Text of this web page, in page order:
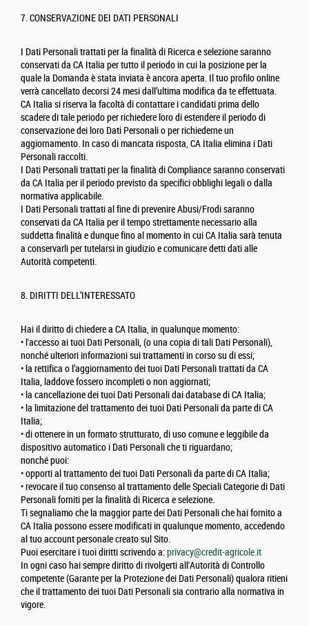
7. CONSERVAZIONE DEI DATI PERSONALI
I Dati Personali trattati per la finalità di Ricerca e selezione saranno
conservati da CA Italia per tutto il periodo in cui la posizione per la
quale la Domanda è stata inviata è ancora aperta. Il tuo profilo online
verrà cancellato decorsi 24 mesi dall’ultima modifica da te effettuata.
CA Italia si riserva la facoltà di contattare i candidati prima dello
scadere di tale periodo per richiedere loro di estendere il periodo di
conservazione dei loro Dati Personali o per richiederne un
aggiornamento. In caso di mancata risposta, CA Italia elimina i Dati
Personali raccolti.
I Dati Personali trattati per la finalità di Compliance saranno conservati
da CA Italia per il periodo previsto da specifici obblighi legali o dalla
normativa applicabile.
I Dati Personali trattati al fine di prevenire Abusi/Frodi saranno
conservati da CA Italia per il tempo strettamente necessario alla
suddetta finalità e dunque fino al momento in cui CA Italia sarà tenuta
a conservarli per tutelarsi in giudizio e comunicare detti dati alle
Autorità competenti.
8. DIRITTI DELL’INTERESSATO
Hai il diritto di chiedere a CA Italia, in qualunque momento:
• l'accesso ai tuoi Dati Personali, (o una copia di tali Dati Personali),
nonché ulteriori informazioni sui trattamenti in corso su di essi;
• la rettifica o l’aggiornamento dei tuoi Dati Personali trattati da CA
Italia, laddove fossero incompleti o non aggiornati;
• la cancellazione dei tuoi Dati Personali dai database di CA Italia;
• la limitazione del trattamento dei tuoi Dati Personali da parte di CA
Italia;
• di ottenere in un formato strutturato, di uso comune e leggibile da
dispositivo automatico i Dati Personali che ti riguardano;
nonché puoi:
• opporti al trattamento dei tuoi Dati Personali da parte di CA Italia;
• revocare il tuo consenso al trattamento delle Speciali Categorie di Dati
Personali forniti per la finalità di Ricerca e selezione.
Ti segnaliamo che la maggior parte dei Dati Personali che hai fornito a
CA Italia possono essere modificati in qualunque momento, accedendo
al tuo account personale creato sul Sito.
Puoi esercitare i tuoi diritti scrivendo a:privacy@credit-agricole.it
In ogni caso hai sempre diritto di rivolgerti all'Autorità di Controllo
competente (Garante per la Protezione dei Dati Personali) qualora ritieni
che il trattamento dei tuoi Dati Personali sia contrario alla normativa in
vigore.